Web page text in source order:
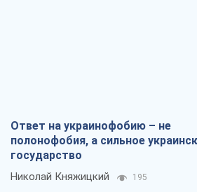
Ответ на украинофобию – не
полонофобия, а сильное
государство
Николай Княжицкий 195